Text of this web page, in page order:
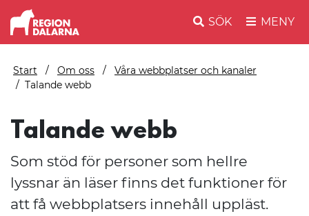
SÖK MENY
Start Om oss
Våra webbplatser och kanaler
Talande webb
Talande webb
Som stöd för personer som hellre
lyssnar än läser finns det funktioner för
att få webbplatsers innehåll uppläst.